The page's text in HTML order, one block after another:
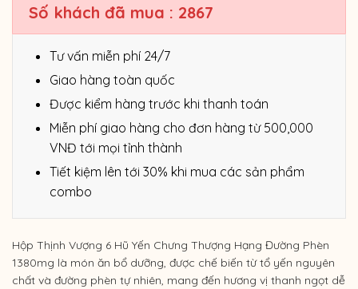
Số khách đã mua : 2867
Tư vấn miễn phí 24/7
Giao hàng toàn quốc
Được kiểm hàng trước khi thanh toán
Miễn phí giao hàng cho đơn hàng từ 500,000
VNĐ tới mọi tỉnh thành
Tiết kiệm lên tới 30% khi mua các sản phẩm
combo
Hộp Thịnh Vượng 6 Hũ Yến Chưng Thượng Hạng Đường Phèn
1380mg là món ăn bổ dưỡng, được chế biến từ tổ yến nguyên
chất và đường phèn tự nhiên, mang đến hương vị thanh ngọt dễ